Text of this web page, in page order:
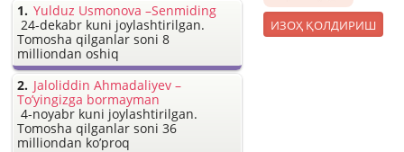
Yulduz Usmonova –Senmiding
24-dekabr kuni joylashtirilgan.
Tomosha qilganlar soni 8
milliondan oshiq
Jaloliddin Ahmadaliyev –
To’yingizga bormayman
4-noyabr kuni joylashtirilgan.
Tomosha qilganlar soni 36
milliondan ko’proq